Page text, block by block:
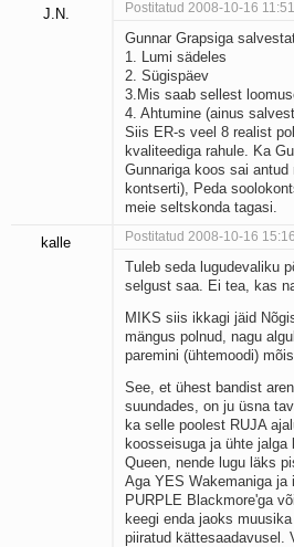
J.N. Postitatud 2008-10-16
Gunnar Grapsiga
1. Lumi sädeles
2. Sügispäev
3.Mis saab sellest
4. Ahtumine (ainus
Siis ER-s veel 8 realist
kvaliteediga rahule. Ka
Gunnariga koos sai
kontserti), Peda
meie seltskonda tagasi.
kalle Postitatud 2008-10-16
Tuleb seda lugudevaliku
selgust saa. Ei tea, kas
MIKS siis ikkagi jäid
mängus polnud, nagu
paremini (ühtemoodi)
See, et ühest bandist
suundades, on ju üsna
ka selle poolest RUJA
koosseisuga ja ühte
Queen, nende lugu läks
Aga YES Wakemaniga
PURPLE Blackmore'ga
keegi enda jaoks
piiratud kättesaadavusel.